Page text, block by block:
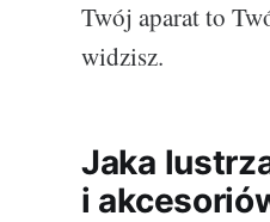
Twój aparat to
widzisz.
Jaka
i